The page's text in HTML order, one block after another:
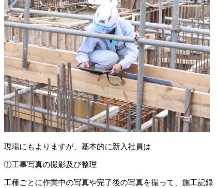
現場にもよりますが、基本的に新入社員は
①工事写真の撮影及び整理
工種ごとに作業中の写真や完了後の写真を撮って、施工記録